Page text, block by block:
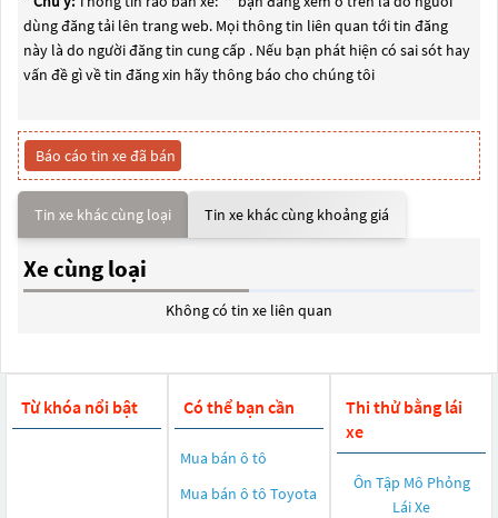
dùng đăng tải lên trang web. Mọi thông tin liên quan tới tin đăng
này là do người đăng tin cung cấp . Nếu bạn phát hiện có sai sót hay
vấn đề gì về tin đăng xin hãy thông báo cho chúng tôi
Báo cáo tin xe đã bán
Tin xe khác cùng loại Tin xe khác cùng khoảng giá
Xe cùng loại
Không có tin xe liên quan
Từ khóa nổi bật Có thể bạn cần
Mua bán ô tô
Mua bán ô tô Toyota
Thi thử bằng lái
xe
Ôn Tập Mô Phỏng
Lái Xe